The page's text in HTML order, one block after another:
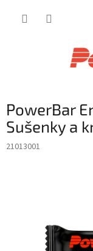
PowerBar
Sušenky a
21013001